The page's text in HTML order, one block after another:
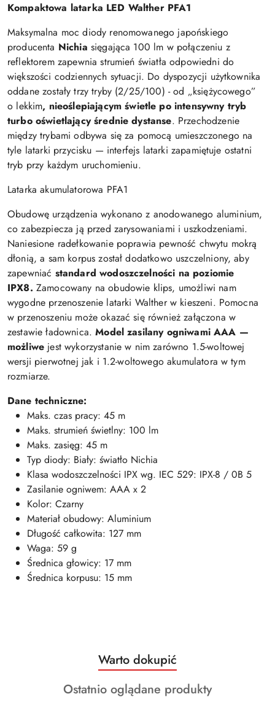
Kompaktowa latarka LED Walther PFA1
Maksymalna moc diody renomowanego japońskiego
producenta Nichia sięgająca 100 lm w połączeniu z
reflektorem zapewnia strumień światła odpowiedni do
większości codziennych sytuacji. Do dyspozycji użytkownika
oddane zostały trzy tryby (2/25/100) - od „księżycowego”
o lekkim, nieoślepiającym świetle po intensywny tryb
turbo oświetlający średnie dystanse. Przechodzenie
między trybami odbywa się za pomocą umieszczonego na
tyle latarki przycisku — interfejs latarki zapamiętuje ostatni
tryb przy każdym uruchomieniu.
Latarka akumulatorowa PFA1
Obudowę urządzenia wykonano z anodowanego aluminium,
co zabezpiecza ją przed zarysowaniami i uszkodzeniami.
Naniesione radełkowanie poprawia pewność chwytu mokrą
dłonią, a sam korpus został dodatkowo uszczelniony, aby
zapewniać standard wodoszczelności na poziomie
IPX8. Zamocowany na obudowie klips, umożliwi nam
wygodne przenoszenie latarki Walther w kieszeni. Pomocna
w przenoszeniu może okazać się również załączona w
zestawie ładownica. Model zasilany ogniwami AAA —
możliwe jest wykorzystanie w nim zarówno 1.5-woltowej
wersji pierwotnej jak i 1.2-woltowego akumulatora w tym
rozmiarze.
Dane techniczne:
Maks. czas pracy: 45 m
Maks. strumień świetlny: 100 lm
Maks. zasięg: 45 m
Typ diody: Biały: światło Nichia
Klasa wodoszczelności IPX wg. IEC 529: IPX-8 / 0B 5
Zasilanie ogniwem: AAA x 2
Kolor: Czarny
Materiał obudowy: Aluminium
Długość całkowita: 127 mm
Waga: 59 g
Średnica głowicy: 17 mm
Średnica korpusu: 15 mm
Pomiń karuzelę produktów
Produkty
o
statusie:
Warto dokupić
Produkty
Ostatnio oglądane produkty